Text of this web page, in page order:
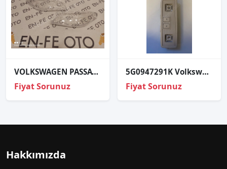
VOLKSWAGEN PASSAT CC SAĞ FAR CAMI SIFIR 2008 2009 2010 2011 2012
Fiyat Sorunuz
5G0947291K Volkswagen Passat b8.5 b8 arka tavan lambası
Fiyat Sorunuz
Hakkımızda